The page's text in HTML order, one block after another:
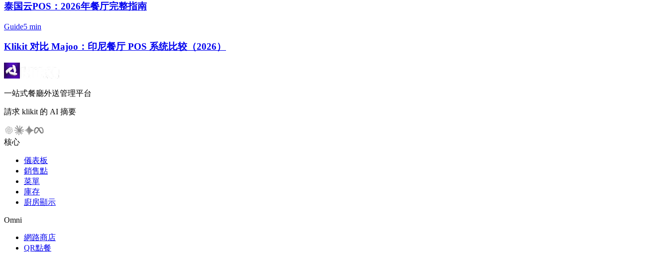
泰国云POS：2026年餐厅完整指南
Guide5 min
Klikit 对比 Majoo：印尼餐厅 POS 系统比较（2026）
一站式餐廳外送管理平台
請求 klikit 的 AI 摘要
核心
儀表板
銷售點
菜單
庫存
廚房顯示
Omni
網路商店
QR點餐